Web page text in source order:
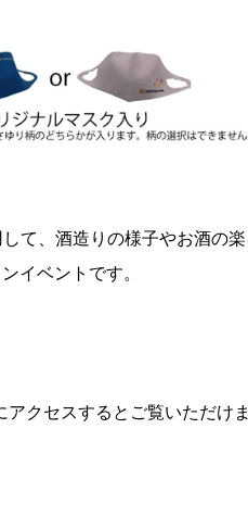
て、酒造りの様子やお酒の楽
イベントです。
セスするとご覧いただけま